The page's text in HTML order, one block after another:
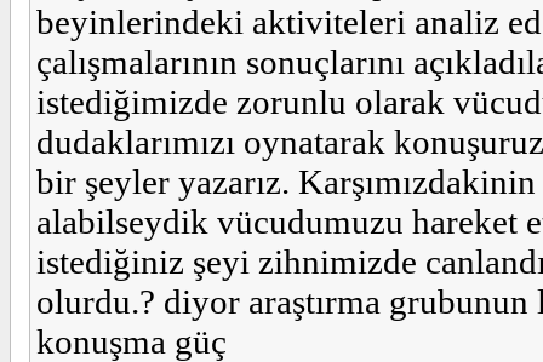
beyinlerindeki aktiviteleri analiz
çalışmalarının sonuçlarını
istediğimizde zorunlu olarak
dudaklarımızı oynatarak
bir şeyler yazarız.
alabilseydik vücudumuzu hareket
istediğiniz şeyi zihnimizde
olurdu.? diyor araştırma grubunun
konuşma güç